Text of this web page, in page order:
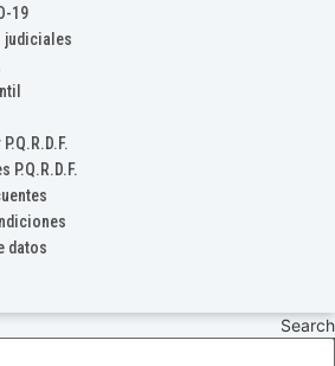
19
judiciales
P.Q.R.D.F.
datos
Search